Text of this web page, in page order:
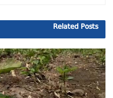
Related Posts